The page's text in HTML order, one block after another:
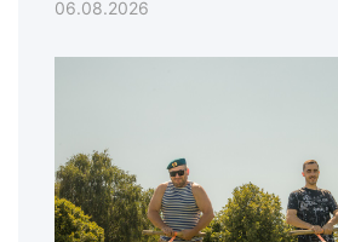
06.08.2026